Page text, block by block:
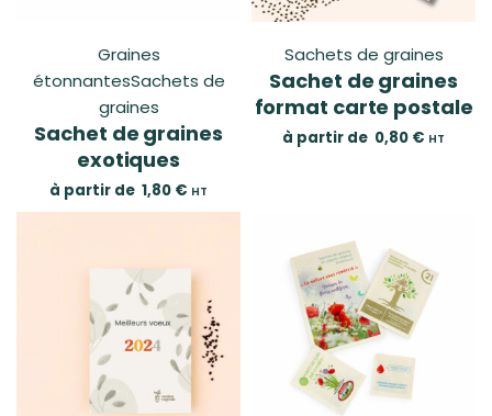
Graines
étonnantesSachets de
graines
Sachet de graines
exotiques
à partir de 1,80 € HT
Sachets de graines
Sachet de graines
format carte postale
à partir de 0,80 € HT